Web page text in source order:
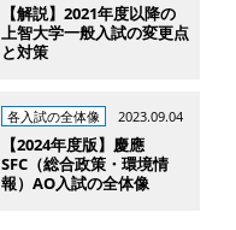
【解説】2021年度以降の
上智大学一般入試の変更点
と対策
各入試の全体像 2023.09.04
【2024年度版】慶應
SFC（総合政策・環境情
報）AO入試の全体像